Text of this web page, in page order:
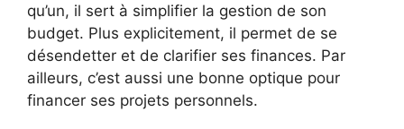
qu’un, il sert à simplifier la gestion de son
budget. Plus explicitement, il permet de se
désendetter et de clarifier ses finances. Par
ailleurs, c’est aussi une bonne optique pour
financer ses projets personnels.